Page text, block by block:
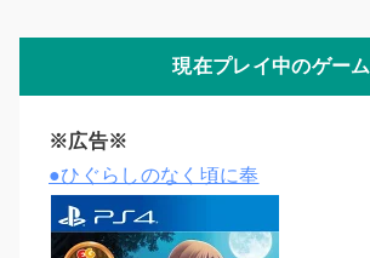
現在プレイ中のゲーム
※広告※
●ひぐらしのなく頃に奉